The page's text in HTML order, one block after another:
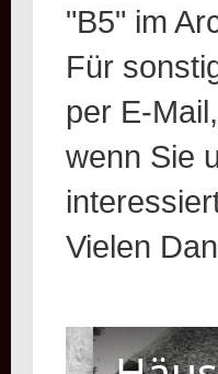
"B5" im
Für
per E-
wenn Sie
Vielen